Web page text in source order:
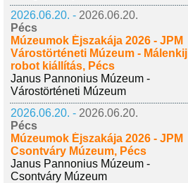
2026.06.20. - 2026.06.20.
Pécs
Múzeumok Éjszakája 2026 - JPM
Várostörténeti Múzeum - Málenkij
robot kiállítás, Pécs
Janus Pannonius Múzeum -
Várostörténeti Múzeum
2026.06.20. - 2026.06.20.
Pécs
Múzeumok Éjszakája 2026 - JPM
Csontváry Múzeum, Pécs
Janus Pannonius Múzeum -
Csontváry Múzeum